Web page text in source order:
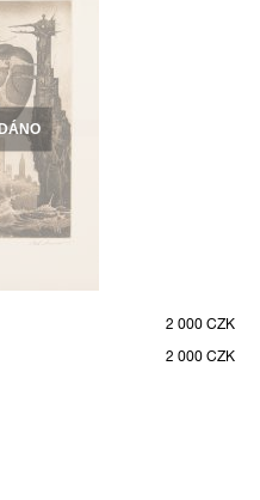
2 000 CZK
2 000 CZK